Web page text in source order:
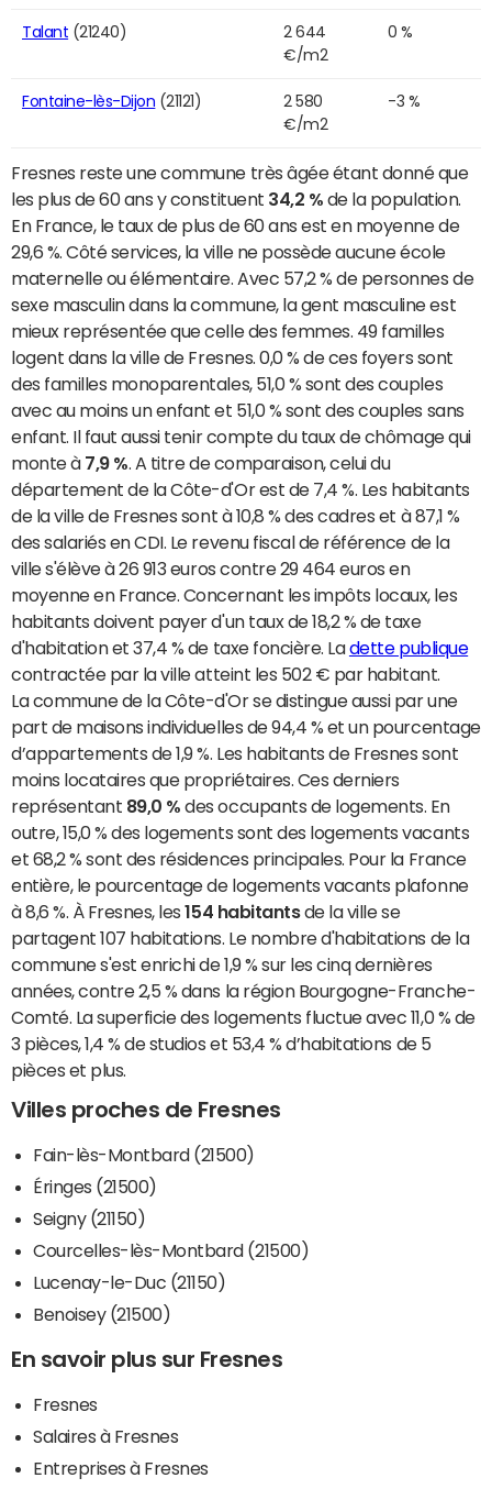
Talant (21240)
2 644
€/m2
0 %
Fontaine-lès-Dijon (21121)
2 580
€/m2
-3 %
Fresnes reste une commune très âgée étant donné que
les plus de 60 ans y constituent 34,2 % de la population.
En France, le taux de plus de 60 ans est en moyenne de
29,6 %. Côté services, la ville ne possède aucune école
maternelle ou élémentaire. Avec 57,2 % de personnes de
sexe masculin dans la commune, la gent masculine est
mieux représentée que celle des femmes. 49 familles
logent dans la ville de Fresnes. 0,0 % de ces foyers sont
des familles monoparentales, 51,0 % sont des couples
avec au moins un enfant et 51,0 % sont des couples sans
enfant. Il faut aussi tenir compte du taux de chômage qui
monte à 7,9 % . A titre de comparaison, celui du
département de la Côte-d'Or est de 7,4 %. Les habitants
de la ville de Fresnes sont à 10,8 % des cadres et à 87,1 %
des salariés en CDI. Le revenu fiscal de référence de la
ville s'élève à 26 913 euros contre 29 464 euros en
moyenne en France. Concernant les impôts locaux, les
habitants doivent payer d'un taux de 18,2 % de taxe
d'habitation et 37,4 % de taxe foncière. Ladette publique
contractée par la ville atteint les 502 € par habitant.
La commune de la Côte-d'Or se distingue aussi par une
part de maisons individuelles de 94,4 % et un pourcentage
d’appartements de 1,9 %. Les habitants de Fresnes sont
moins locataires que propriétaires. Ces derniers
représentant 89,0 % des occupants de logements. En
outre, 15,0 % des logements sont des logements vacants
et 68,2 % sont des résidences principales. Pour la France
entière, le pourcentage de logements vacants plafonne
à 8,6 %. À Fresnes, les154 habitantsde la ville se
partagent 107 habitations. Le nombre d'habitations de la
commune s'est enrichi de 1,9 % sur les cinq dernières
années, contre 2,5 % dans la région Bourgogne-Franche-
Comté. La superficie des logements fluctue avec 11,0 % de
3 pièces, 1,4 % de studios et 53,4 % d’habitations de 5
pièces et plus.
Villes proches de Fresnes
Fain-lès-Montbard (21500)
Éringes (21500)
Seigny (21150)
Courcelles-lès-Montbard (21500)
Lucenay-le-Duc (21150)
Benoisey (21500)
En savoir plus sur Fresnes
Fresnes
Salaires à Fresnes
Entreprises à Fresnes